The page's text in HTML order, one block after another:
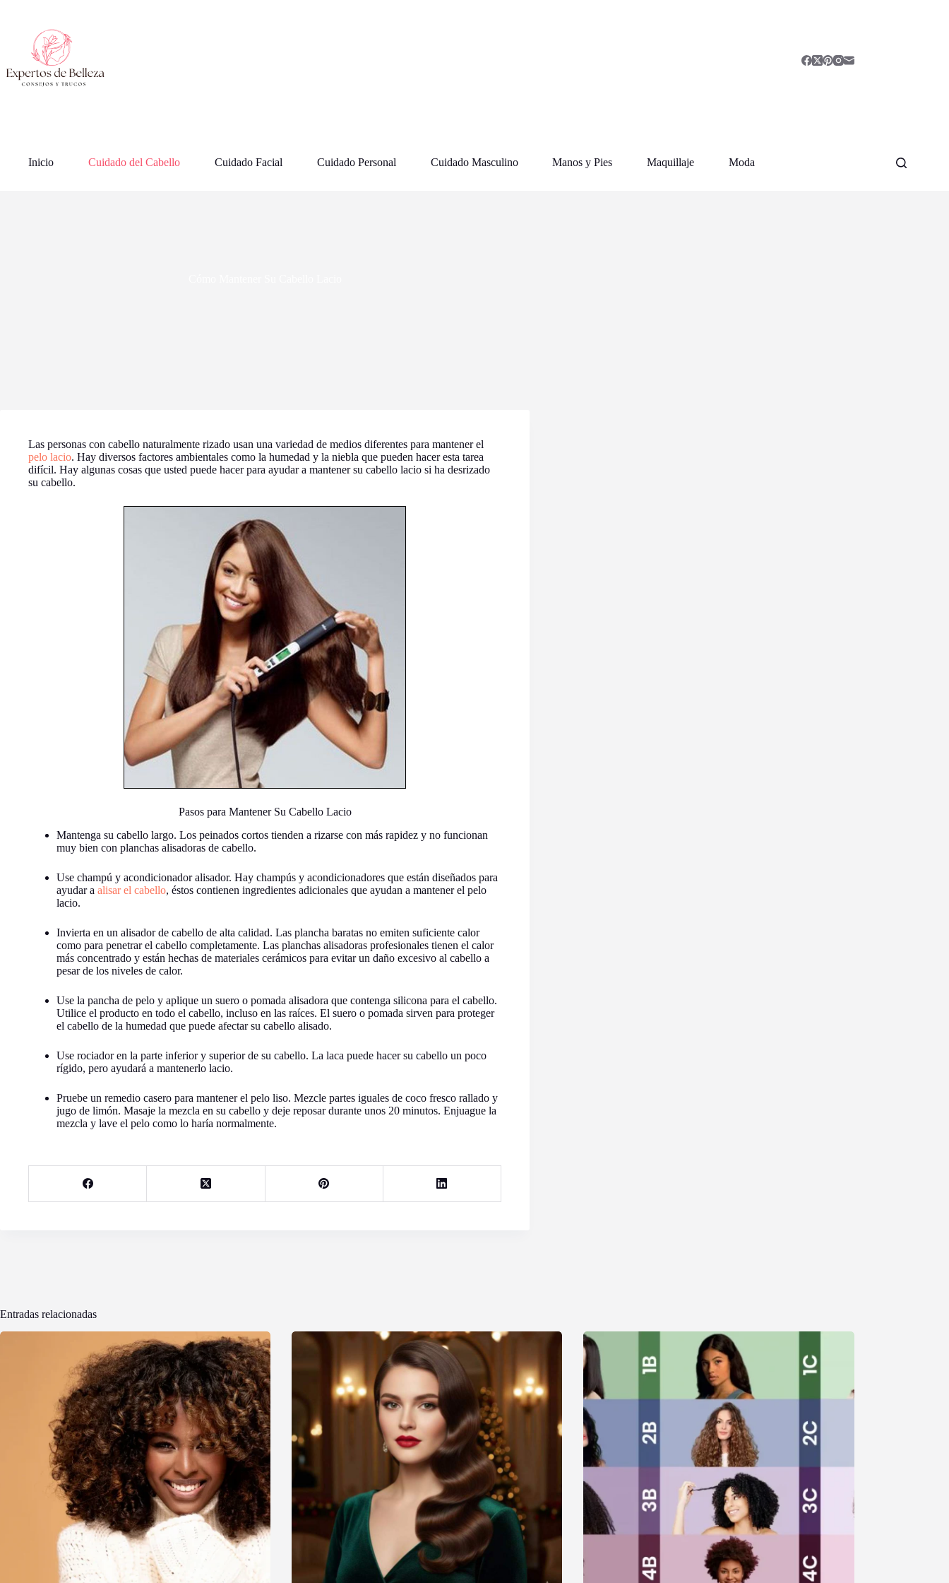
contenido
Inicio Cuidado del Cabello Cuidado Facial Cuidado Personal Cuidado Masculino Manos y Pies Maquillaje Moda
Las personas con cabello naturalmente rizado usan una variedad de medios diferentes para mantener el
pelo lacio. Hay diversos factores ambientales como la humedad y la niebla que pueden hacer esta tarea
difícil. Hay algunas cosas que usted puede hacer para ayudar a mantener su cabello lacio si ha desrizado
su cabello.
Pasos para Mantener Su Cabello Lacio
Mantenga su cabello largo. Los peinados cortos tienden a rizarse con más rapidez y no funcionan
muy bien con planchas alisadoras de cabello.
Use champú y acondicionador alisador. Hay champús y acondicionadores que están diseñados para
ayudar a alisar el cabello, éstos contienen ingredientes adicionales que ayudan a mantener el pelo
lacio.
Invierta en un alisador de cabello de alta calidad. Las plancha baratas no emiten suficiente calor
como para penetrar el cabello completamente. Las planchas alisadoras profesionales tienen el calor
más concentrado y están hechas de materiales cerámicos para evitar un daño excesivo al cabello a
pesar de los niveles de calor.
Use la pancha de pelo y aplique un suero o pomada alisadora que contenga silicona para el cabello.
Utilice el producto en todo el cabello, incluso en las raíces. El suero o pomada sirven para proteger
el cabello de la humedad que puede afectar su cabello alisado.
Use rociador en la parte inferior y superior de su cabello. La laca puede hacer su cabello un poco
rígido, pero ayudará a mantenerlo lacio.
Pruebe un remedio casero para mantener el pelo liso. Mezcle partes iguales de coco fresco rallado y
jugo de limón. Masaje la mezcla en su cabello y deje reposar durante unos 20 minutos. Enjuague la
mezcla y lave el pelo como lo haría normalmente.
Entradas relacionadas